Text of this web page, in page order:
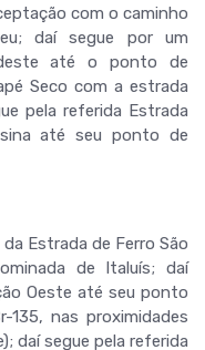
com o caminho
daí segue por um
até o ponto de
Seco com a estrada
pela referida Estrada
até seu ponto de
Estrada de Ferro São
de Italuís; daí
Oeste até seu ponto
nas proximidades
daí segue pela referida